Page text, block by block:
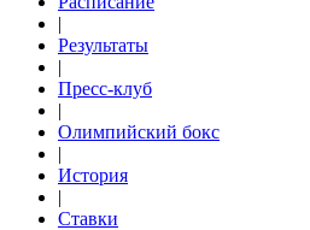
|
Результаты
|
Пресс-клуб
|
Олимпийский бокс
|
История
|
Ставки